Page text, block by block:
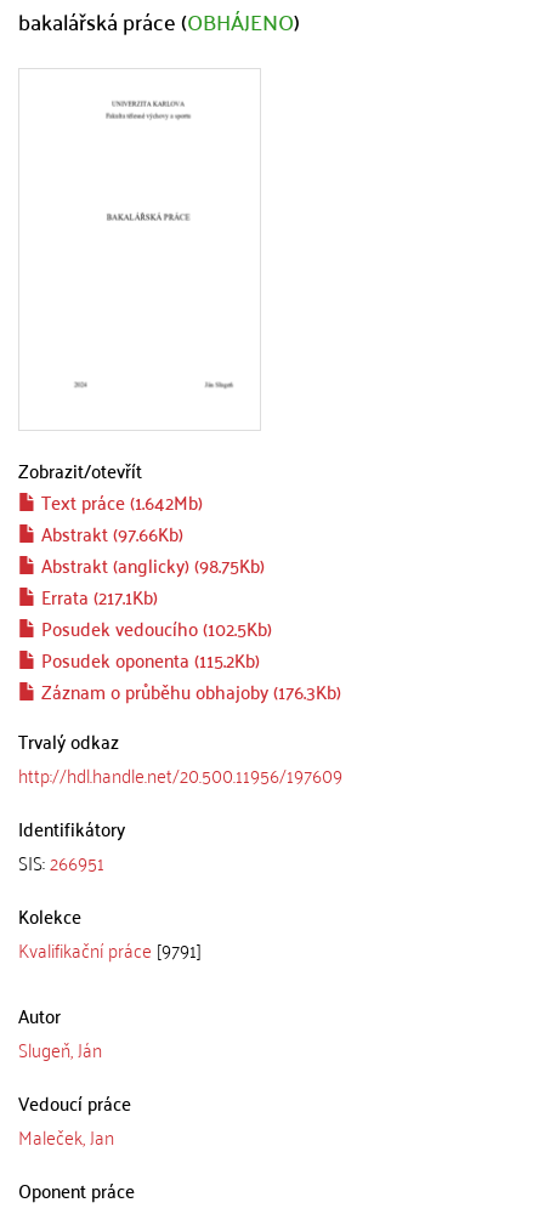
bakalářská práce (OBHÁJENO)
Zobrazit/otevřít
Text práce (1.642Mb)
Abstrakt (97.66Kb)
Abstrakt (anglicky) (98.75Kb)
Errata (217.1Kb)
Posudek vedoucího (102.5Kb)
Posudek oponenta (115.2Kb)
Záznam o průběhu obhajoby (176.3Kb)
Trvalý odkaz
http://hdl.handle.net/20.500.11956/197609
Identifikátory
SIS:266951
Kolekce
Kvalifikační práce [9791]
Autor
Slugeň, Ján
Vedoucí práce
Maleček, Jan
Oponent práce